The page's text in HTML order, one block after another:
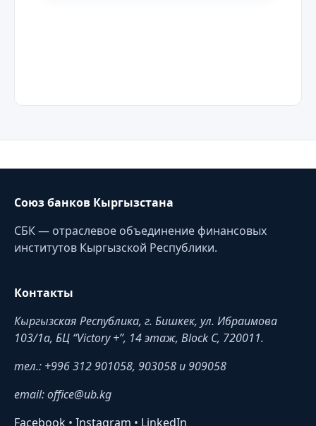
Союз банков Кыргызстана
СБК — отраслевое объединение финансовых
институтов Кыргызской Республики.
Контакты
Кыргызская Республика, г. Бишкек, ул. Ибраимова
103/1a, БЦ “Victory +”, 14 этаж, Block C, 720011.
тел.: +996 312 901058, 903058 и 909058
email: office@ub.kg
Facebook • Instagram • LinkedIn